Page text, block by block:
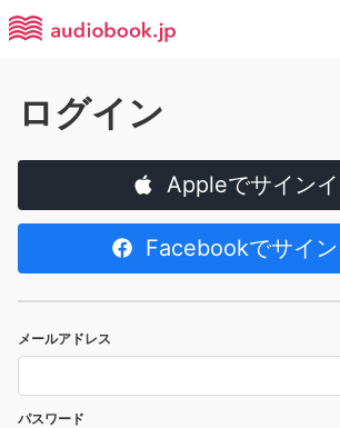
ログイン
Appleでサイン
Facebookでサイ
メールアドレス
パスワード